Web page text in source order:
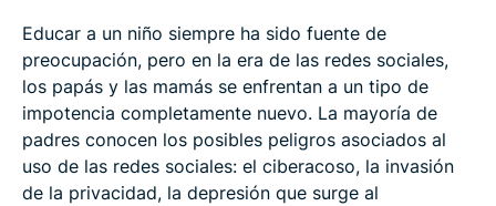
Educar a un niño siempre ha sido fuente de
preocupación, pero en la era de las redes sociales,
los papás y las mamás se enfrentan a un tipo de
impotencia completamente nuevo. La mayoría de
padres conocen los posibles peligros asociados al
uso de las redes sociales: el ciberacoso, la invasión
de la privacidad, la depresión que surge al